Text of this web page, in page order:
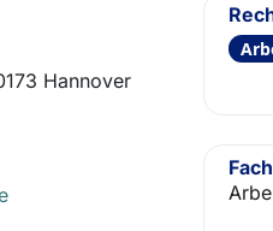
Hannover